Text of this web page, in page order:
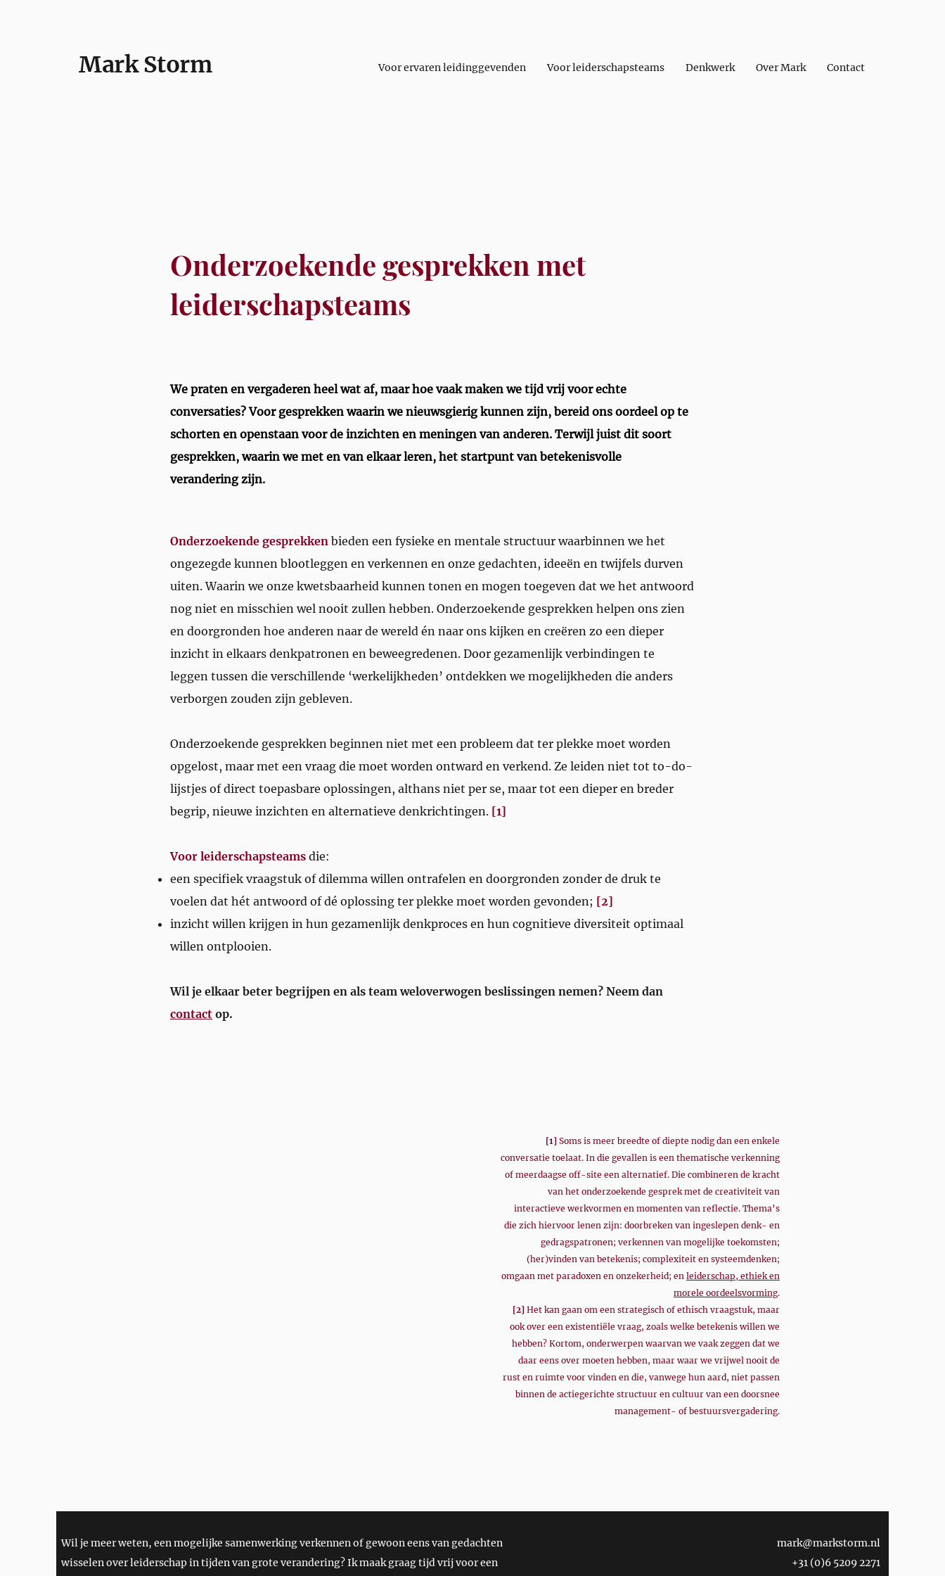
Mark Storm Voor ervaren leidinggevenden Voor leiderschapsteams Denkwerk Over Mark Contact
Onderzoekende gesprekken met
leiderschapsteams
We praten en vergaderen heel wat af, maar hoe vaak maken we tijd vrij voor echte
conversaties? Voor gesprekken waarin we nieuwsgierig kunnen zijn, bereid ons oordeel op te
schorten en openstaan voor de inzichten en meningen van anderen. Terwijl juist dit soort
gesprekken, waarin we met en van elkaar leren, het startpunt van betekenisvolle
verandering zijn.
Onderzoekende gesprekken bieden een fysieke en mentale structuur waarbinnen we het
ongezegde kunnen blootleggen en verkennen en onze gedachten, ideeën en twijfels durven
uiten. Waarin we onze kwetsbaarheid kunnen tonen en mogen toegeven dat we het antwoord
nog niet en misschien wel nooit zullen hebben. Onderzoekende gesprekken helpen ons zien
en doorgronden hoe anderen naar de wereld én naar ons kijken en creëren zo een dieper
inzicht in elkaars denkpatronen en beweegredenen. Door gezamenlijk verbindingen te
leggen tussen die verschillende ‘werkelijkheden’ ontdekken we mogelijkheden die anders
verborgen zouden zijn gebleven.
Onderzoekende gesprekken beginnen niet met een probleem dat ter plekke moet worden
opgelost, maar met een vraag die moet worden ontward en verkend. Ze leiden niet tot to-do-
lijstjes of direct toepasbare oplossingen, althans niet per se, maar tot een dieper en breder
begrip, nieuwe inzichten en alternatieve denkrichtingen. [1]
Voor leiderschapsteams die:
een specifiek vraagstuk of dilemma willen ontrafelen en doorgronden zonder de druk te
voelen dat hét antwoord of dé oplossing ter plekke moet worden gevonden; [2]
inzicht willen krijgen in hun gezamenlijk denkproces en hun cognitieve diversiteit optimaal
willen ontplooien.
Wil je elkaar beter begrijpen en als team weloverwogen beslissingen nemen? Neem dan
contact op.
[1] Soms is meer breedte of diepte nodig dan een enkele
conversatie toelaat. In die gevallen is een thematische verkenning
of meerdaagse off-site een alternatief. Die combineren de kracht
van het onderzoekende gesprek met de creativiteit van
interactieve werkvormen en momenten van reflectie. Thema’s
die zich hiervoor lenen zijn: doorbreken van ingeslepen denk- en
gedragspatronen; verkennen van mogelijke toekomsten;
(her)vinden van betekenis; complexiteit en systeemdenken;
omgaan met paradoxen en onzekerheid; en leiderschap, ethiek en
morele oordeelsvorming.
[2] Het kan gaan om een strategisch of ethisch vraagstuk, maar
ook over een existentiële vraag, zoals welke betekenis willen we
hebben? Kortom, onderwerpen waarvan we vaak zeggen dat we
daar eens over moeten hebben, maar waar we vrijwel nooit de
rust en ruimte voor vinden en die, vanwege hun aard, niet passen
binnen de actiegerichte structuur en cultuur van een doorsnee
management- of bestuursvergadering.
Wil je meer weten, een mogelijke samenwerking verkennen of gewoon eens van gedachten
wisselen over leiderschap in tijden van grote verandering? Ik maak graag tijd vrij voor een
mark@markstorm.nl
+31 (0)6 5209 2271